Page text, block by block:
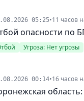
05:25•11 часов
опасности по
Угроза: Нет угрозы
00:14•16 часов